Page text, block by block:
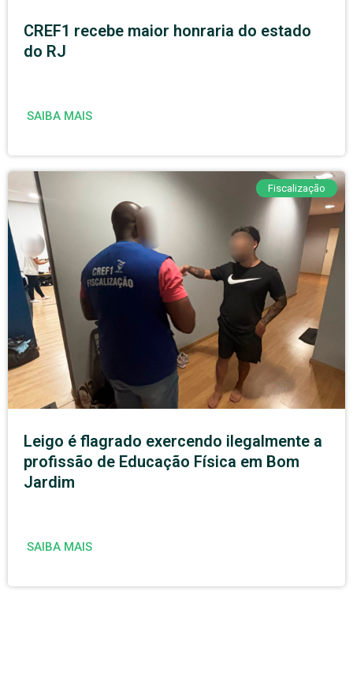
CREF1 recebe maior honraria do estado
do RJ
SAIBA MAIS
Fiscalização
Leigo é flagrado exercendo ilegalmente a
profissão de Educação Física em Bom
Jardim
SAIBA MAIS